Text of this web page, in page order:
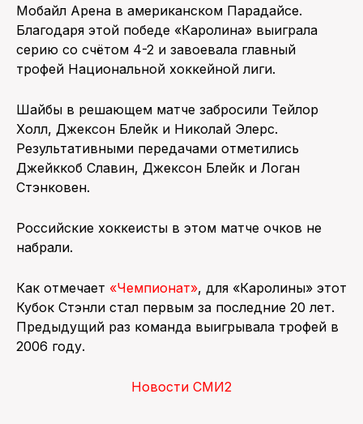
Мобайл Арена в американском Парадайсе.
Благодаря этой победе «Каролина» выиграла
серию со счётом 4-2 и завоевала главный
трофей Национальной хоккейной лиги.
Шайбы в решающем матче забросили Тейлор
Холл, Джексон Блейк и Николай Элерс.
Результативными передачами отметились
Джейккоб Славин, Джексон Блейк и Логан
Стэнковен.
Российские хоккеисты в этом матче очков не
набрали.
Как отмечает «Чемпионат», для «Каролины» этот
Кубок Стэнли стал первым за последние 20 лет.
Предыдущий раз команда выигрывала трофей в
2006 году.
Новости СМИ2